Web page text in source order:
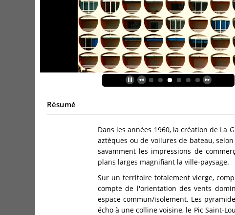
Résumé
Dans les années 1960, la création de La
aztèques ou de voilures de bateau,
savamment les impressions de
plans larges magnifiant la ville-paysage.
Sur un territoire totalement vierge,
compte de l'orientation des vents
espace commun/isolement. Les
écho à une colline voisine, le Pic Saint-